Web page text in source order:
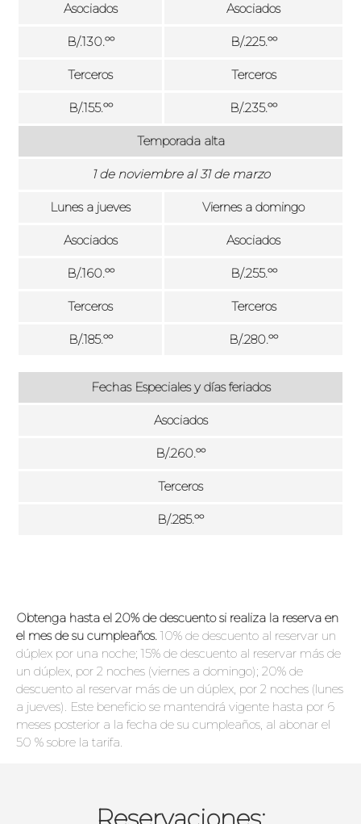
Asociados Asociados
B/.130.ºº B/.225.ºº
Terceros Terceros
B/.155.ºº B/.235.ºº
Temporada alta
1 de noviembre al 31 de marzo
Lunes a jueves Viernes a domingo
Asociados Asociados
B/.160.ºº B/.255.ºº
Terceros Terceros
B/.185.ºº B/.280.ºº
Fechas Especiales y días feriados
Asociados
B/.260.ºº
Terceros
B/.285.ºº
Obtenga hasta el 20% de descuento si realiza la reserva en
el mes de su cumpleaños. 10% de descuento al reservar un
dúplex por una noche; 15% de descuento al reservar más de
un dúplex, por 2 noches (viernes a domingo); 20% de
descuento al reservar más de un dúplex, por 2 noches (lunes
a jueves). Este beneficio se mantendrá vigente hasta por 6
meses posterior a la fecha de su cumpleaños, al abonar el
50 % sobre la tarifa.